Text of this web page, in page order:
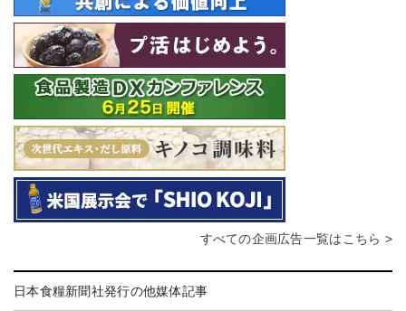
すべての企画広告一覧はこちら >
日本食糧新聞社発行の他媒体記事